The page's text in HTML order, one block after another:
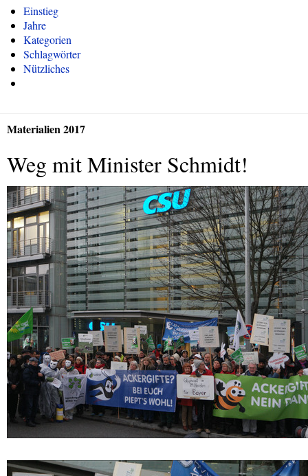
Einstieg
Jahre
Kategorien
Schlagwörter
Nützliches
Materialien 2017
Weg mit Minister Schmidt!